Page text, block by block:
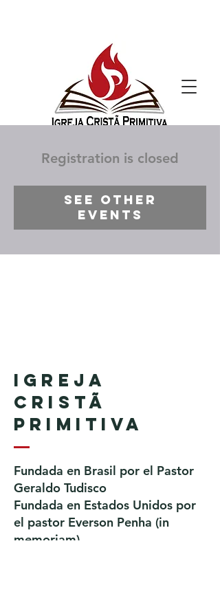
Registration is closed
See other
events
Igreja
Cristã
Primitiva
Fundada en Brasil por el Pastor
Geraldo Tudisco
Fundada en Estados Unidos por
el pastor Everson Penha ​(in
memoriam)